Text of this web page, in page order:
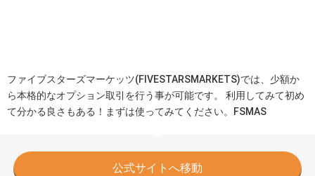
ファイブスターズマーケッツ(FIVESTARSMARKETS)では、少額か
ら本格的なオプション取引を行う事が可能です。 利用してみて初め
て分かる良さもある！まずは使ってみてください。FSMAS
公式サイトへ移動